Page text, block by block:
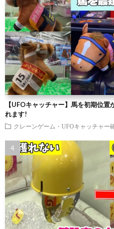
【UFOキャッチャー】馬を初期位
れます!
クレーンゲーム・UFOキャッチャー